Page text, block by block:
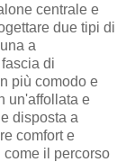
centrale e
due tipi di
a
di
più comodo e
un'affollata e
disposta a
comfort e
come il percorso